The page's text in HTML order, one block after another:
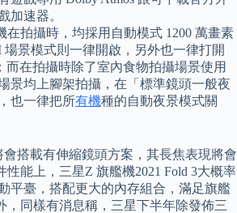
加速器。
在拍攝時，均採用自動模式 1200 萬畫素
景模式則一律開啟，另外也一律打開
而在拍攝時除了室內食物拍攝場景使用
景均上腳架拍攝，在「標準鏡頭一般夜
也一律把所有機種的自動夜景模式關
搭載有伸縮鏡頭方案，其長焦表現將會
性能上，三星Z 旗艦機2021 Fold 3大概率
平臺，搭配更大的內存組合，滿足旗艦
，同樣有消息稱，三星下半年除發佈三